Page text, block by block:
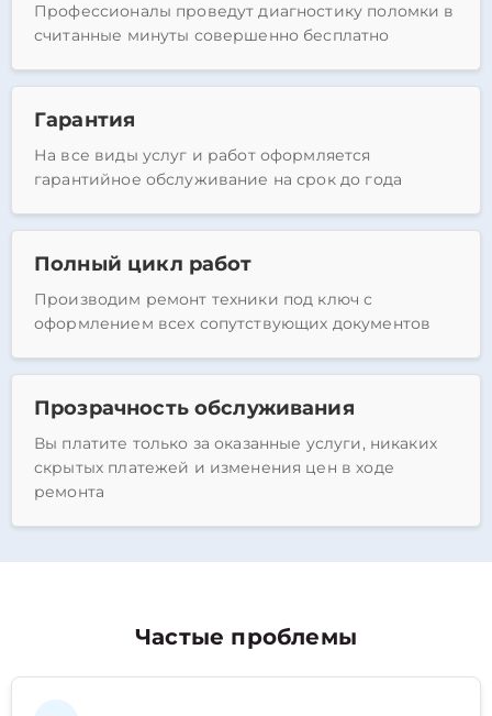
Профессионалы проведут диагностику поломки в
считанные минуты совершенно бесплатно
Гарантия
На все виды услуг и работ оформляется
гарантийное обслуживание на срок до года
Полный цикл работ
Производим ремонт техники под ключ с
оформлением всех сопутствующих документов
Прозрачность обслуживания
Вы платите только за оказанные услуги, никаких
скрытых платежей и изменения цен в ходе
ремонта
Частые проблемы